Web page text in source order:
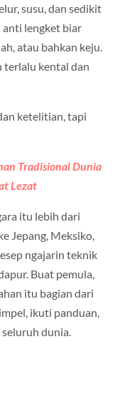
susu, dan sedikit
anti lengket biar
atau bahkan keju.
terlalu kental dan
ketelitian, tapi
Tradisional Dunia
Lezat
itu lebih dari
Jepang, Meksiko,
ngajarin teknik
Buat pemula,
itu bagian dari
ikuti panduan,
dunia.